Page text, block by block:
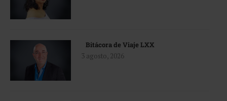
Bitácora de Viaje LXX
3 agosto, 2026